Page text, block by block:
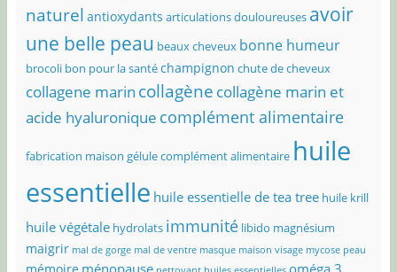
naturel antioxydants articulations douloureuses avoir
une belle peau beaux cheveux bonne humeur
brocoli bon pour la santé champignon chute de cheveux
collagene marin collagène collagène marin et
acide hyaluronique complément alimentaire
fabrication maison gélule complément alimentaire huile
essentielle huile essentielle de tea tree huile krill
huile végétale hydrolats immunité libido magnésium
maigrir mal de gorge mal de ventre masque maison visage mycose peau